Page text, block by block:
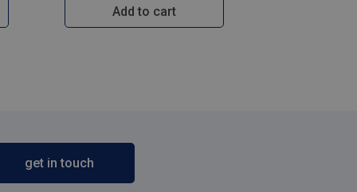
Add to cart
get in touch